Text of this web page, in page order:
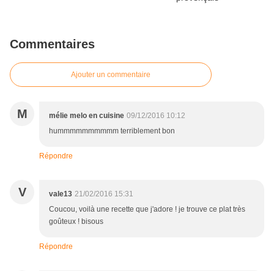
Commentaires
Ajouter un commentaire
M mélie melo en cuisine 09/12/2016 10:12
hummmmmmmmmm terriblement bon
Répondre
V vale13 21/02/2016 15:31
Coucou, voilà une recette que j'adore ! je trouve ce plat très
goûteux ! bisous
Répondre